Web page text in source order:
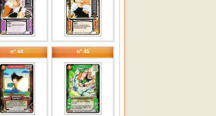
n° 44 n° 45